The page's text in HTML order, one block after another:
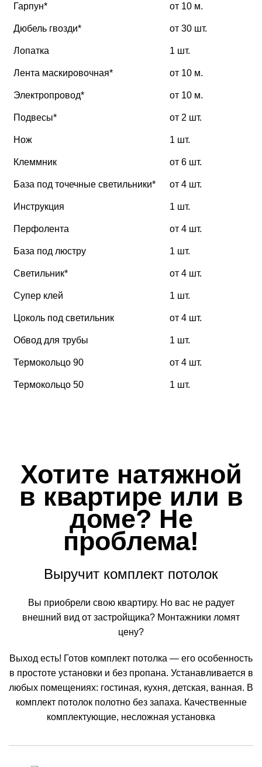
Гарпун* от 10 м.
Дюбель гвозди* от 30 шт.
Лопатка 1 шт.
Лента маскировочная* от 10 м.
Электропровод* от 10 м.
Подвесы* от 2 шт.
Нож 1 шт.
Клеммник от 6 шт.
База под точечные светильники* от 4 шт.
Инструкция 1 шт.
Перфолента от 4 шт.
База под люстру 1 шт.
Светильник* от 4 шт.
Супер клей 1 шт.
Цоколь под светильник от 4 шт.
Обвод для трубы 1 шт.
Термокольцо 90 от 4 шт.
Термокольцо 50 1 шт.
Хотите натяжной
в квартире или в
доме? Не
проблема!
Выручит комплект потолок
Вы приобрели свою квартиру. Но вас не радует
внешний вид от застройщика? Монтажники ломят
цену?
Выход есть! Готов комплект потолка — его особенность
в простоте установки и без пропана. Устанавливается в
любых помещениях: гостиная, кухня, детская, ванная. В
комплект потолок полотно без запаха. Качественные
комплектующие, несложная установка